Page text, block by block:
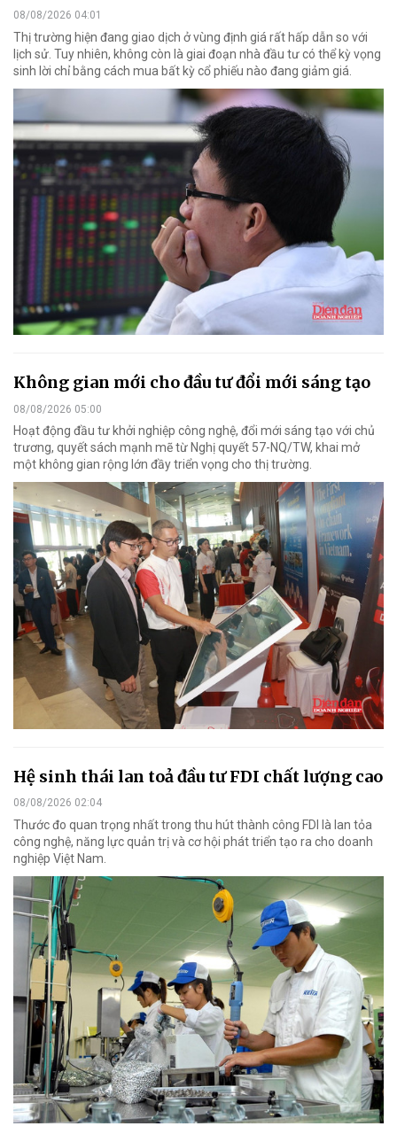
08/08/2026 04:01
Thị trường hiện đang giao dịch ở vùng định giá rất hấp dẫn so với
lịch sử. Tuy nhiên, không còn là giai đoạn nhà đầu tư có thể kỳ vọng
sinh lời chỉ bằng cách mua bất kỳ cổ phiếu nào đang giảm giá.
Không gian mới cho đầu tư đổi mới sáng tạo
08/08/2026 05:00
Hoạt động đầu tư khởi nghiệp công nghệ, đổi mới sáng tạo với chủ
trương, quyết sách mạnh mẽ từ Nghị quyết 57-NQ/TW, khai mở
một không gian rộng lớn đầy triển vọng cho thị trường.
Hệ sinh thái lan toả đầu tư FDI chất lượng cao
08/08/2026 02:04
Thước đo quan trọng nhất trong thu hút thành công FDI là lan tỏa
công nghệ, năng lực quản trị và cơ hội phát triển tạo ra cho doanh
nghiệp Việt Nam.